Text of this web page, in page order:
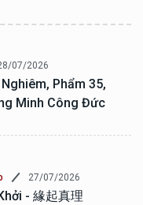
07/2026
Phẩm 35,
Minh Công Đức
27/07/2026
- 緣起真理